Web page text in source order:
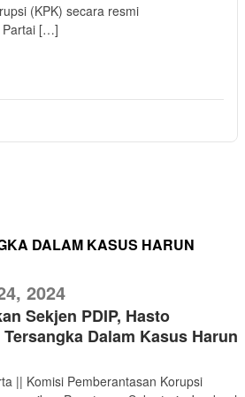
(KPK) secara resmi
Partai […]
DALAM KASUS HARUN
2024
Sekjen PDIP, Hasto
Dalam Kasus Harun
|| Komisi Pemberantasan Korupsi